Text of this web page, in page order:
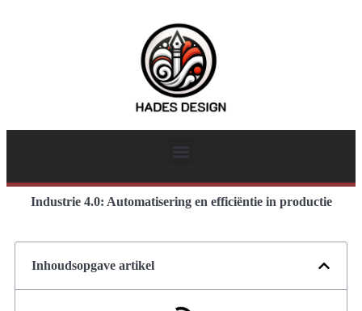
Industrie 4.0: Automatisering en efficiëntie in productie
Inhoudsopgave artikel